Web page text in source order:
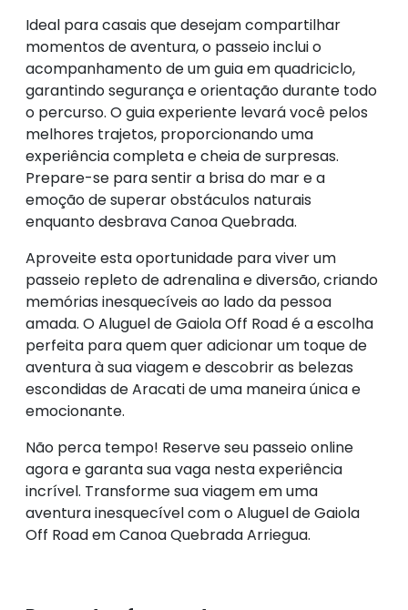
Ideal para casais que desejam compartilhar
momentos de aventura, o passeio inclui o
acompanhamento de um guia em quadriciclo,
garantindo segurança e orientação durante todo
o percurso. O guia experiente levará você pelos
melhores trajetos, proporcionando uma
experiência completa e cheia de surpresas.
Prepare-se para sentir a brisa do mar e a
emoção de superar obstáculos naturais
enquanto desbrava Canoa Quebrada.
Aproveite esta oportunidade para viver um
passeio repleto de adrenalina e diversão, criando
memórias inesquecíveis ao lado da pessoa
amada. O Aluguel de Gaiola Off Road é a escolha
perfeita para quem quer adicionar um toque de
aventura à sua viagem e descobrir as belezas
escondidas de Aracati de uma maneira única e
emocionante.
Não perca tempo! Reserve seu passeio online
agora e garanta sua vaga nesta experiência
incrível. Transforme sua viagem em uma
aventura inesquecível com o Aluguel de Gaiola
Off Road em Canoa Quebrada Arriegua.